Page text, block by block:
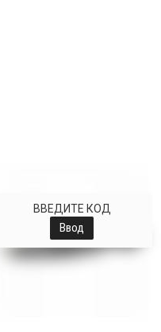
ВВЕДИТЕ КОД
Ввод